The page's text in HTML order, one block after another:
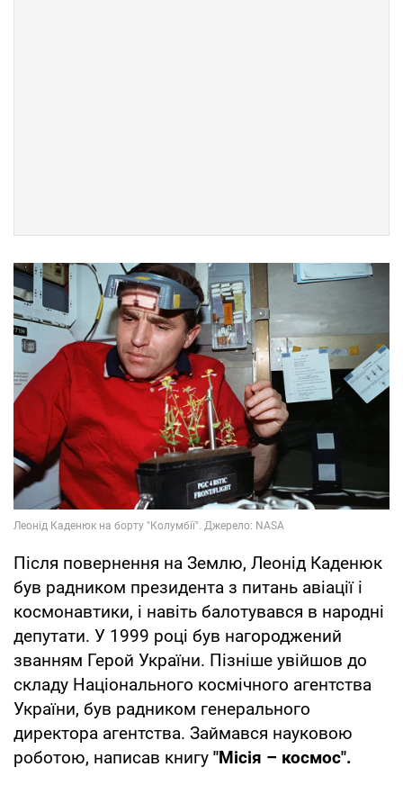
Після повернення на Землю, Леонід Каденюк
був радником президента з питань авіації і
космонавтики, і навіть балотувався в народні
депутати. У 1999 році був нагороджений
званням Герой України. Пізніше увійшов до
складу Національного космічного агентства
України, був радником генерального
директора агентства. Займався науковою
роботою, написав книгу "Місія – космос".